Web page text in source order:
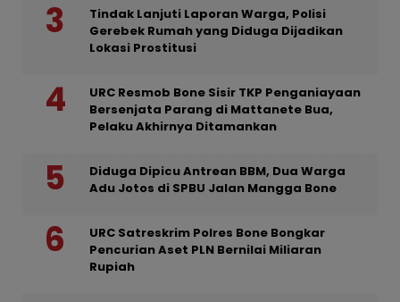
Tindak Lanjuti Laporan Warga, Polisi
Gerebek Rumah yang Diduga Dijadikan
Lokasi Prostitusi
URC Resmob Bone Sisir TKP Penganiayaan
Bersenjata Parang di Mattanete Bua,
Pelaku Akhirnya Ditamankan
Diduga Dipicu Antrean BBM, Dua Warga
Adu Jotos di SPBU Jalan Mangga Bone
URC Satreskrim Polres Bone Bongkar
Pencurian Aset PLN Bernilai Miliaran
Rupiah